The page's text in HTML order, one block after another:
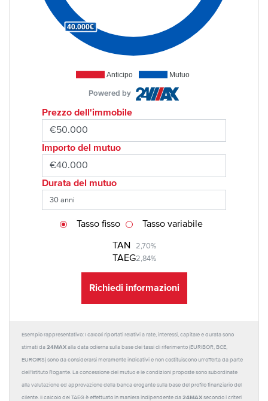
Anticipo Mutuo
40.000€
Powered by
Prezzo dell'immobile
Importo del mutuo
Durata del mutuo
TAN 2,70%
TAEG2,84%
Tasso fisso Tasso variabile
Richiedi informazioni
Esempio rappresentativo: I calcoli riportati relativi a rate, interessi, capitale e durata sono
stimati da 24MAX alla data odierna sulla base dei tassi di riferimento (EURIBOR, BCE,
EUROIRS) sono da considerarsi meramente indicativi e non costituiscono un'offerta da parte
dell'Istituto Rogante. La concessione del mutuo e le condizioni proposte sono subordinate
alla valutazione ed approvazione della banca erogante sulla base del profilo finanziario del
cliente. Il calcolo del TAEG è effettuato in maniera indipendente da 24MAX secondo i criteri